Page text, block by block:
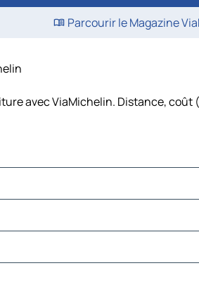
Parcourir le Magazine
avec ViaMichelin. Distance,